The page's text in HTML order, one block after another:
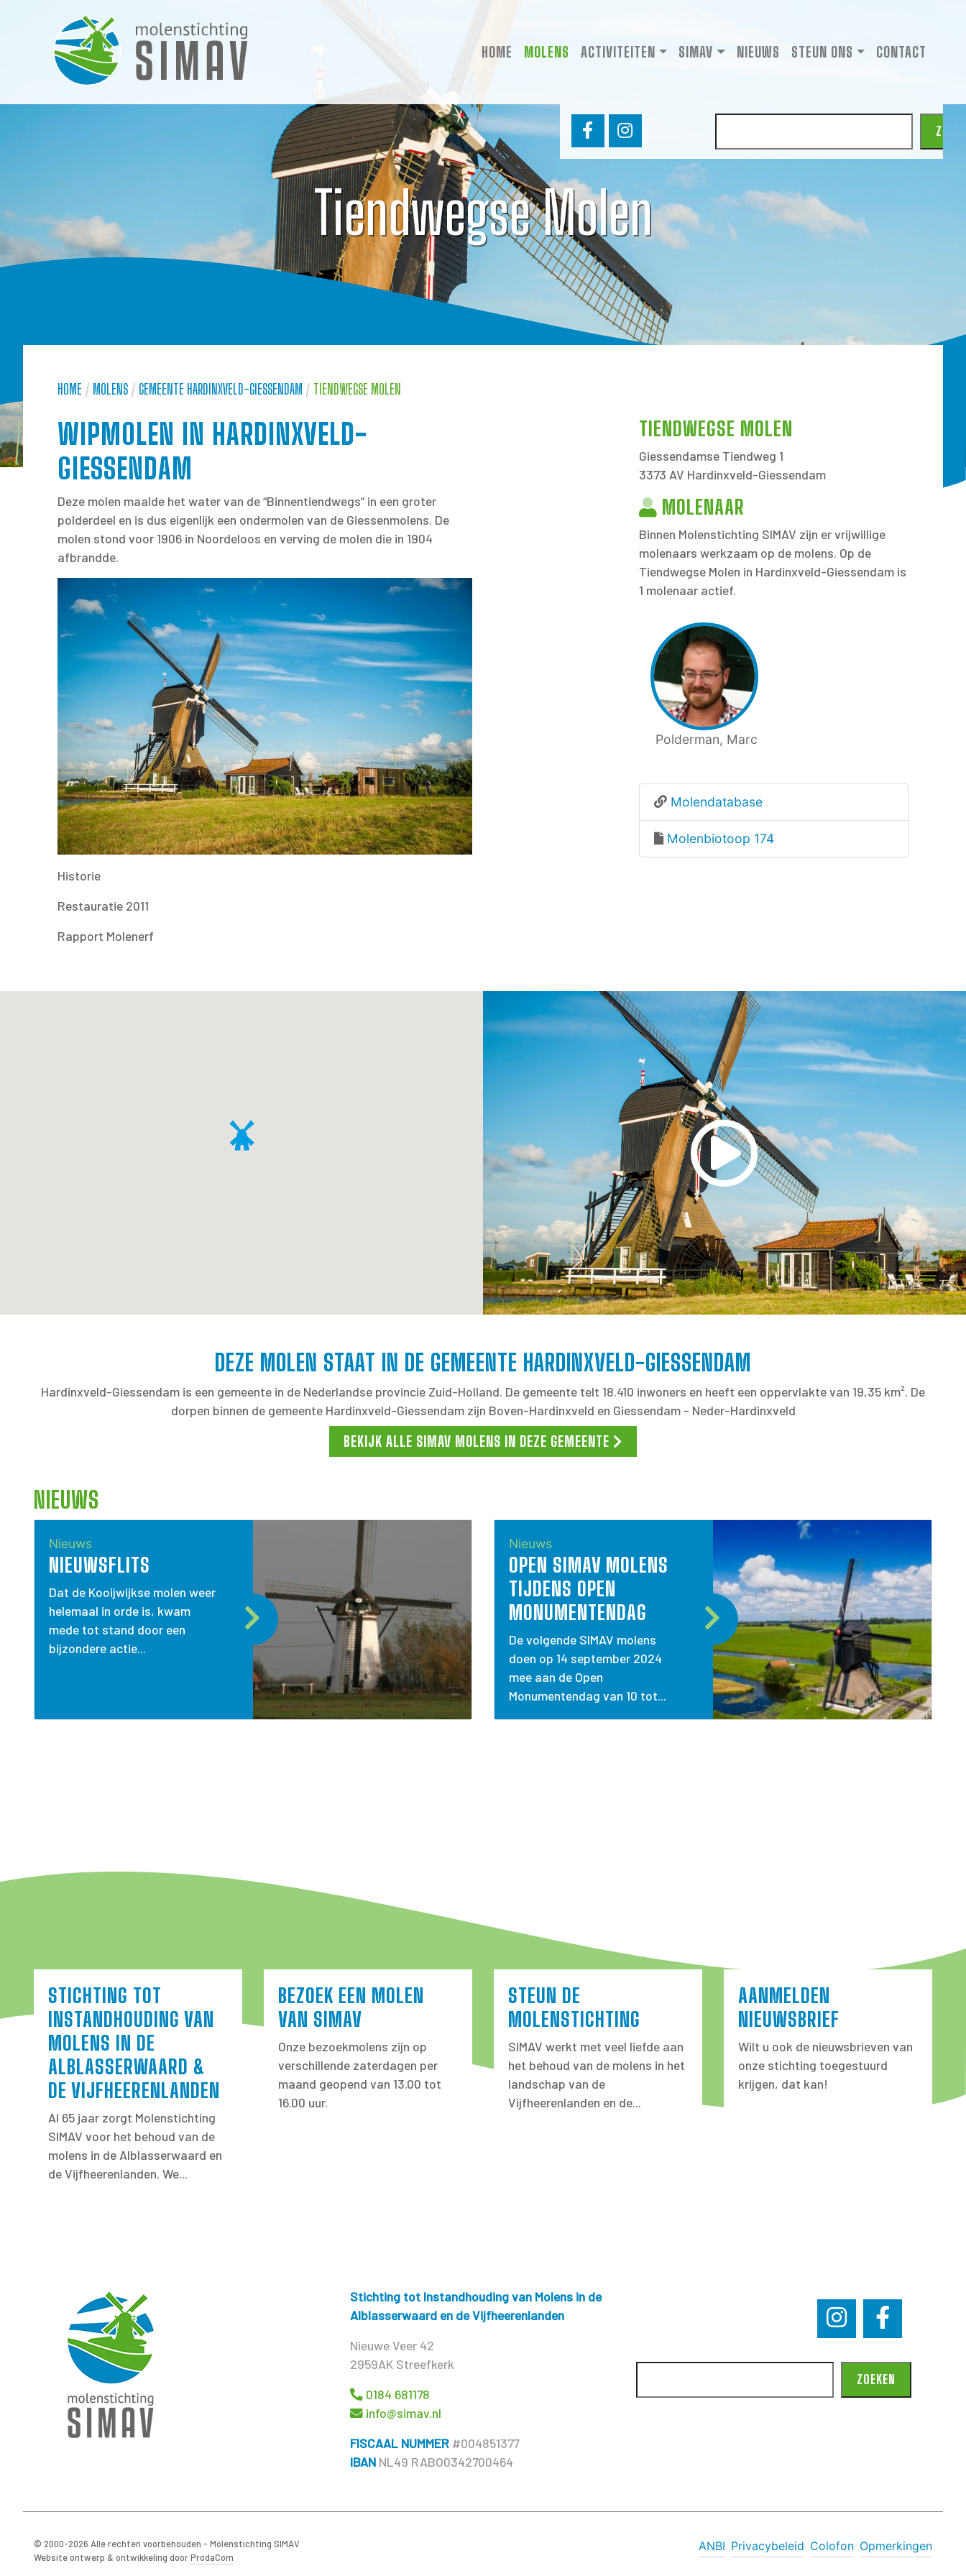
HOME MOLENS ACTIVITEITEN SIMAV NIEUWS STEUN ONS CONTACT
Tiendwegse Molen
HOME / MOLENS / GEMEENTE HARDINXVELD-GIESSENDAM / TIENDWEGSE MOLEN
WIPMOLEN IN HARDINXVELD-
GIESSENDAM
Deze molen maalde het water van de “Binnentiendwegs” in een groter
polderdeel en is dus eigenlijk een ondermolen van de Giessenmolens. De
molen stond voor 1906 in Noordeloos en verving de molen die in 1904
afbrandde.
Historie
Restauratie 2011
Rapport Molenerf
TIENDWEGSE MOLEN
Giessendamse Tiendweg 1
3373 AV Hardinxveld-Giessendam
MOLENAAR
Binnen Molenstichting SIMAV zijn er vrijwillige
molenaars werkzaam op de molens. Op de
Tiendwegse Molen in Hardinxveld-Giessendam is
1 molenaar actief.
Polderman, Marc
Molendatabase
Molenbiotoop 174
DEZE MOLEN STAAT IN DE GEMEENTE HARDINXVELD-GIESSENDAM
Hardinxveld-Giessendam is een gemeente in de Nederlandse provincie Zuid-Holland. De gemeente telt 18.410 inwoners en heeft een oppervlakte van 19,35 km². De
dorpen binnen de gemeente Hardinxveld-Giessendam zijn Boven-Hardinxveld en Giessendam - Neder-Hardinxveld
BEKIJK ALLE SIMAV MOLENS IN DEZE GEMEENTE
NIEUWS
Nieuws
NIEUWSFLITS
Dat de Kooijwijkse molen weer
helemaal in orde is, kwam
mede tot stand door een
bijzondere actie...
Nieuws
OPEN SIMAV MOLENS
TIJDENS OPEN
MONUMENTENDAG
De volgende SIMAV molens
doen op 14 september 2024
mee aan de Open
Monumentendag van 10 tot...
STICHTING TOT
INSTANDHOUDING VAN
MOLENS IN DE
ALBLASSERWAARD &
DE VIJFHEERENLANDEN
Al 65 jaar zorgt Molenstichting
SIMAV voor het behoud van de
molens in de Alblasserwaard en
de Vijfheerenlanden. We...
BEZOEK EEN MOLEN
VAN SIMAV
Onze bezoekmolens zijn op
verschillende zaterdagen per
maand geopend van 13.00 tot
16.00 uur.
STEUN DE
MOLENSTICHTING
SIMAV werkt met veel liefde aan
het behoud van de molens in het
landschap van de
Vijfheerenlanden en de...
AANMELDEN
NIEUWSBRIEF
Wilt u ook de nieuwsbrieven van
onze stichting toegestuurd
krijgen, dat kan!
Stichting tot Instandhouding van Molens in de
Alblasserwaard en de Vijfheerenlanden
Nieuwe Veer 42
2959AK Streefkerk
0184 681178
info@simav.nl
FISCAAL NUMMER#004851377
IBAN NL49 RABO0342700464
ZOEKEN
© 2000-2026 Alle rechten voorbehouden - Molenstichting SIMAV
Website ontwerp & ontwikkeling doorProdaCom
ANBI Privacybeleid Colofon Opmerkingen